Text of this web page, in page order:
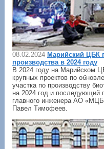
08.02.2024 Марийский ЦБК
производства в 2024 году
В 2024 году на Марийском
крупных проектов по
участка по производству
на 2024 год и последующий
главного инженера АО
Павел Тимофеев.